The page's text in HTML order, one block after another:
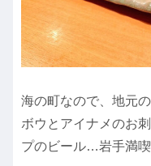
海の町なので、地元
ボウとアイナメのお
プのビール…岩手満